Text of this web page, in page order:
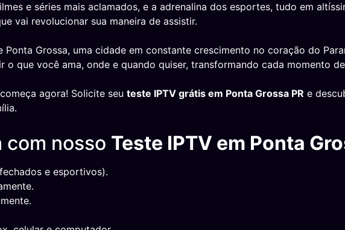
e séries mais aclamados, e a adrenalina dos esportes, tudo em
vai revolucionar sua maneira de assistir.
Grossa, uma cidade em constante crescimento no coração do
o que você ama, onde e quando quiser, transformando cada momento
agora! Solicite seuteste IPTV grátis em Ponta Grossa PR e
com nosso Teste IPTV em Ponta
e esportivos).